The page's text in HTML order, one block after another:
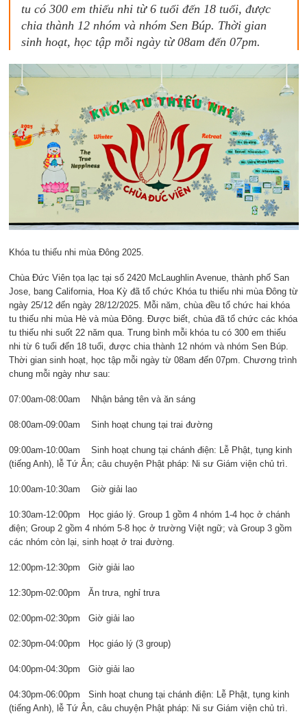
tu có 300 em thiếu nhi từ 6 tuổi đến 18 tuổi, được
chia thành 12 nhóm và nhóm Sen Búp. Thời gian
sinh hoạt, học tập mỗi ngày từ 08am đến 07pm.
Khóa tu thiếu nhi mùa Đông 2025.
Chùa Đức Viên tọa lạc tại số 2420 McLaughlin Avenue, thành phố San
Jose, bang California, Hoa Kỳ đã tổ chức Khóa tu thiếu nhi mùa Đông từ
ngày 25/12 đến ngày 28/12/2025. Mỗi năm, chùa đều tổ chức hai khóa
tu thiếu nhi mùa Hè và mùa Đông. Được biết, chùa đã tổ chức các khóa
tu thiếu nhi suốt 22 năm qua. Trung bình mỗi khóa tu có 300 em thiếu
nhi từ 6 tuổi đến 18 tuổi, được chia thành 12 nhóm và nhóm Sen Búp.
Thời gian sinh hoạt, học tập mỗi ngày từ 08am đến 07pm. Chương trình
chung mỗi ngày như sau:
07:00am-08:00am Nhận bảng tên và ăn sáng
08:00am-09:00am Sinh hoạt chung tại trai đường
09:00am-10:00am Sinh hoạt chung tại chánh điện: Lễ Phật, tụng kinh
(tiếng Anh), lễ Tứ Ân; câu chuyện Phật pháp: Ni sư Giám viện chủ trì.
10:00am-10:30am Giờ giải lao
10:30am-12:00pm Học giáo lý. Group 1 gồm 4 nhóm 1-4 học ở chánh
điện; Group 2 gồm 4 nhóm 5-8 học ở trường Việt ngữ; và Group 3 gồm
các nhóm còn lại, sinh hoạt ở trai đường.
12:00pm-12:30pm Giờ giải lao
12:30pm-02:00pm Ăn trưa, nghỉ trưa
02:00pm-02:30pm Giờ giải lao
02:30pm-04:00pm Học giáo lý (3 group)
04:00pm-04:30pm Giờ giải lao
04:30pm-06:00pm Sinh hoạt chung tại chánh điện: Lễ Phật, tụng kinh
(tiếng Anh), lễ Tứ Ân, câu chuyện Phật pháp: Ni sư Giám viện chủ trì.